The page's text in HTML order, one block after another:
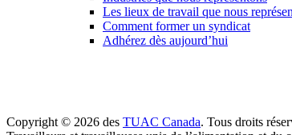
Les lieux de travail que nous
Comment former un syndicat
Adhérez dès aujourd’hui
Copyright © 2026 des TUAC Canada. Tous droits